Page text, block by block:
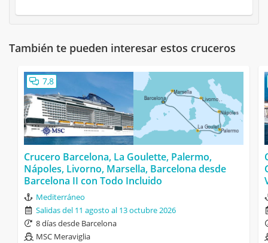
También te pueden interesar estos cruceros
7,8
Crucero Barcelona, La Goulette, Palermo,
Nápoles, Livorno, Marsella, Barcelona desde
Barcelona II con Todo Incluido
Mediterráneo
Salidas del 11 agosto al 13 octubre 2026
8 días desde Barcelona
MSC Meraviglia